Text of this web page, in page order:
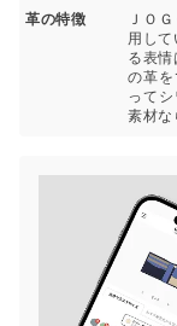
革の特徴
ＪＯ
用し
る表
の革
って
素材な